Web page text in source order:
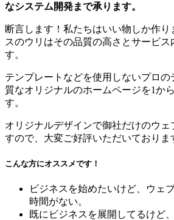
なシステム開発まで承ります。
断言します！私たちはいい物しか作
スのウリはその品質の高さとサービス
す。
テンプレートなどを使用しないプロ
質なオリジナルのホームページを1か
す。
オリジナルデザインで御社だけのウェ
すので、大変ご好評いただいておりま
こんな方にオススメです！
ビジネスを始めたいけど、ウェ
時間がない。
既にビジネスを展開してるけど